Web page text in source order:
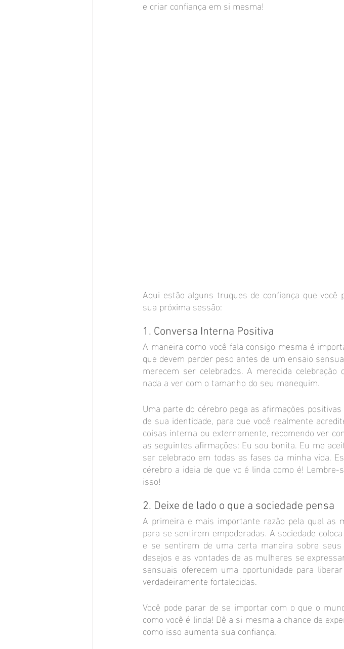
e criar confiança em si mesma!
Aqui estão alguns truques de confiança que
sua próxima sessão:
1. Conversa Interna Positiva
A maneira como você fala consigo mesma é
que devem perder peso antes de um ensaio
merecem ser celebrados. A merecida
nada a ver com o tamanho do seu manequim.
Uma parte do cérebro pega as afirmações
de sua identidade, para que você realmente
coisas interna ou externamente, recomendo ver
as seguintes afirmações: Eu sou bonita. Eu me
ser celebrado em todas as fases da minha vida.
cérebro a ideia de que vc é linda como é!
isso!
2. Deixe de lado o que a sociedade pensa
A primeira e mais importante razão pela qual as
para se sentirem empoderadas. A sociedade
e se sentirem de uma certa maneira sobre
desejos e as vontades de as mulheres se
sensuais oferecem uma oportunidade para
verdadeiramente fortalecidas.
Você pode parar de se importar com o que o
como você é linda! Dê a si mesma a chance de
como isso aumenta sua confiança.